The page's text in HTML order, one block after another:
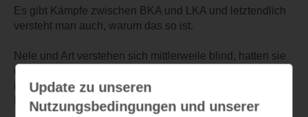
Es gibt Kämpfe zwischen BKA und LKA und letztendlich
versteht man auch, warum das so ist.
Nele und Art verstehen sich mittlerweile blind, hatten sie
doch bisher noch ein wenig Berührungsängste aufgrund
ihrer unterschiedlichen Einstellungen zum Job und zum
Leben.
Update zu unseren
Nutzungsbedingungen und unserer